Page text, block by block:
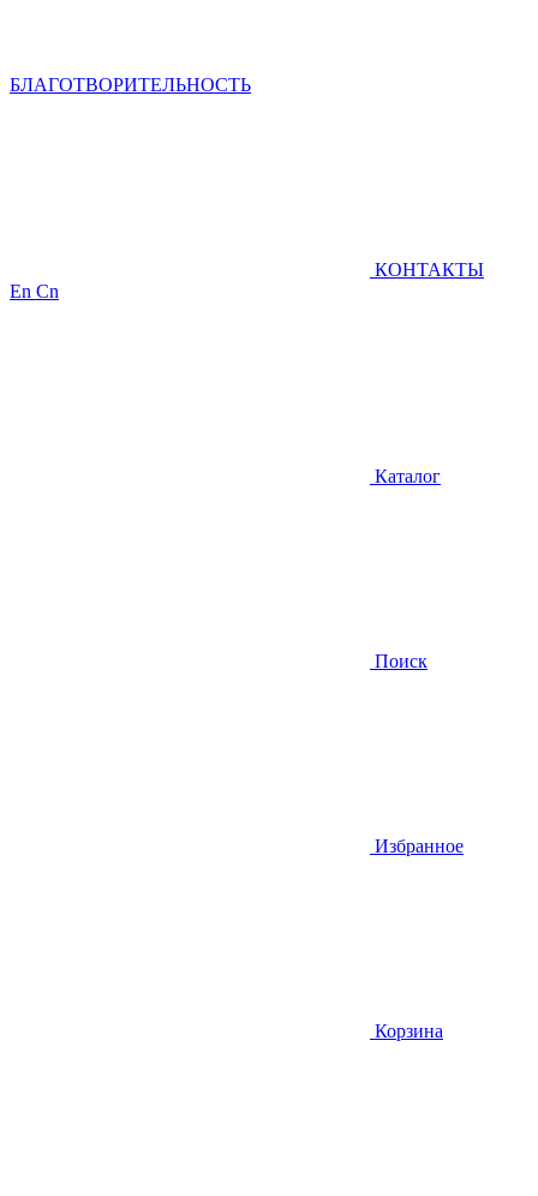
БЛАГОТВОРИТЕЛЬНОСТЬ
КОНТАКТЫ
En Cn
Каталог
Поиск
Избранное
Корзина